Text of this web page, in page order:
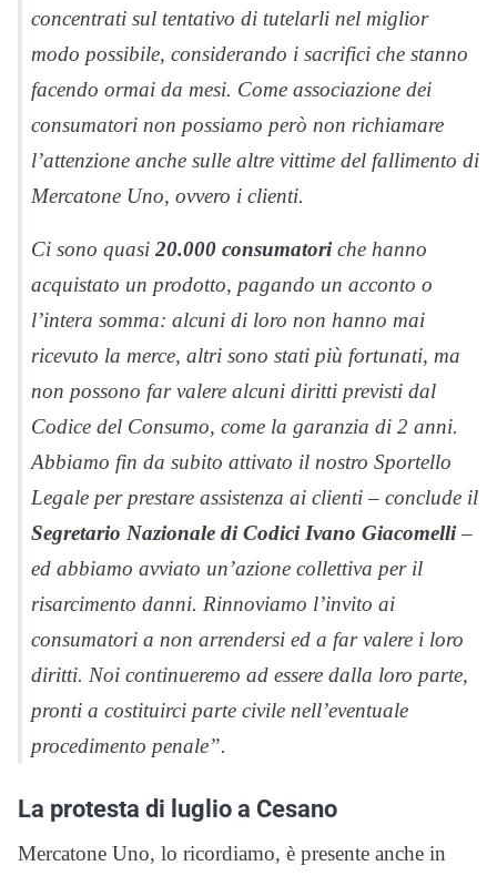
concentrati sul tentativo di tutelarli nel miglior
modo possibile, considerando i sacrifici che stanno
facendo ormai da mesi. Come associazione dei
consumatori non possiamo però non richiamare
l’attenzione anche sulle altre vittime del fallimento di
Mercatone Uno, ovvero i clienti.
Ci sono quasi 20.000 consumatoriche hanno
acquistato un prodotto, pagando un acconto o
l’intera somma: alcuni di loro non hanno mai
ricevuto la merce, altri sono stati più fortunati, ma
non possono far valere alcuni diritti previsti dal
Codice del Consumo, come la garanzia di 2 anni.
Abbiamo fin da subito attivato il nostro Sportello
Legale per prestare assistenza ai clienti – conclude il
Segretario Nazionale di Codici Ivano Giacomelli–
ed abbiamo avviato un’azione collettiva per il
risarcimento danni. Rinnoviamo l’invito ai
consumatori a non arrendersi ed a far valere i loro
diritti. Noi continueremo ad essere dalla loro parte,
pronti a costituirci parte civile nell’eventuale
procedimento penale”.
La protesta di luglio a Cesano
Mercatone Uno, lo ricordiamo, è presente anche in